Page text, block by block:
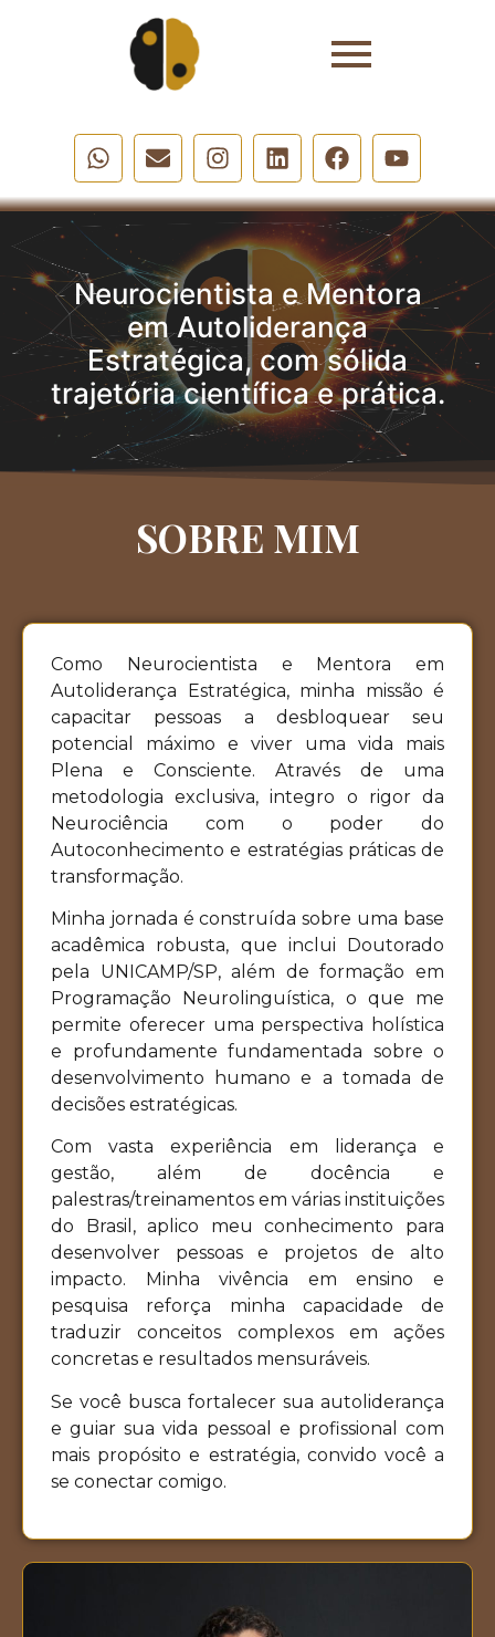
Neurocientista e Mentora
em Autoliderança
Estratégica, com sólida
trajetória científica e prática.
SOBRE MIM
Como Neurocientista e Mentora em
Autoliderança Estratégica, minha missão é
capacitar pessoas a desbloquear seu
potencial máximo e viver uma vida mais
Plena e Consciente. Através de uma
metodologia exclusiva, integro o rigor da
Neurociência com o poder do
Autoconhecimento e estratégias práticas de
transformação.
Minha jornada é construída sobre uma base
acadêmica robusta, que inclui Doutorado
pela UNICAMP/SP, além de formação em
Programação Neurolinguística, o que me
permite oferecer uma perspectiva holística
e profundamente fundamentada sobre o
desenvolvimento humano e a tomada de
decisões estratégicas.
Com vasta experiência em liderança e
gestão, além de docência e
palestras/treinamentos em várias instituições
do Brasil, aplico meu conhecimento para
desenvolver pessoas e projetos de alto
impacto. Minha vivência em ensino e
pesquisa reforça minha capacidade de
traduzir conceitos complexos em ações
concretas e resultados mensuráveis.
Se você busca fortalecer sua autoliderança
e guiar sua vida pessoal e profissional com
mais propósito e estratégia, convido você a
se conectar comigo.